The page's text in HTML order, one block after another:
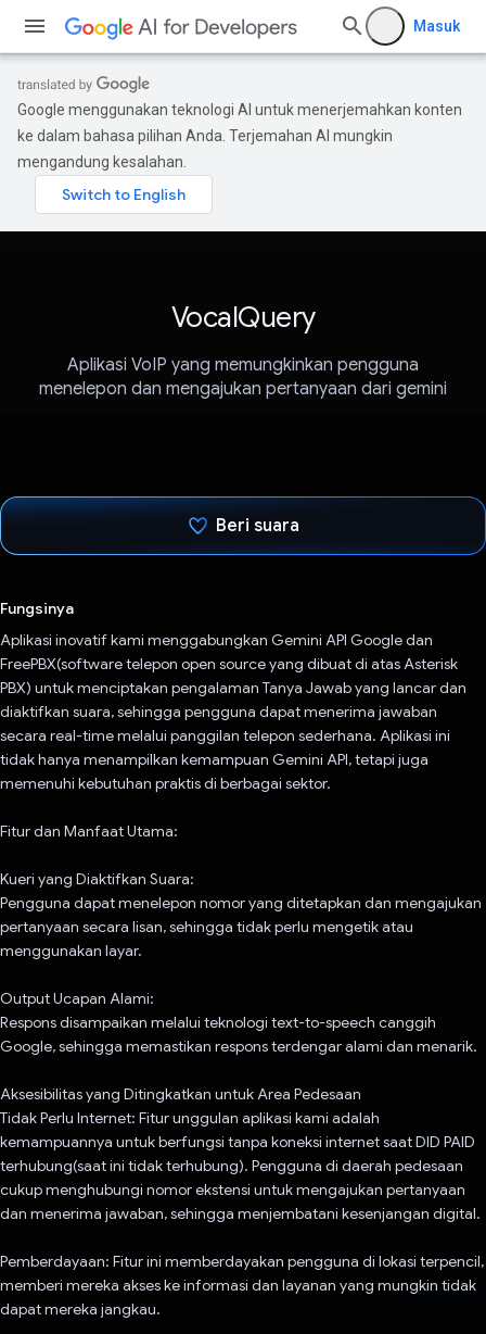
Masuk
Google menggunakan teknologi AI untuk menerjemahkan konten
ke dalam bahasa pilihan Anda. Terjemahan AI mungkin
mengandung kesalahan.
VocalQuery
Aplikasi VoIP yang memungkinkan pengguna
menelepon dan mengajukan pertanyaan dari gemini
Beri suara
Fungsinya
Aplikasi inovatif kami menggabungkan Gemini API Google dan
FreePBX(software telepon open source yang dibuat di atas Asterisk
PBX) untuk menciptakan pengalaman Tanya Jawab yang lancar dan
diaktifkan suara, sehingga pengguna dapat menerima jawaban
secara real-time melalui panggilan telepon sederhana. Aplikasi ini
tidak hanya menampilkan kemampuan Gemini API, tetapi juga
memenuhi kebutuhan praktis di berbagai sektor.
Fitur dan Manfaat Utama:
Kueri yang Diaktifkan Suara:
Pengguna dapat menelepon nomor yang ditetapkan dan mengajukan
pertanyaan secara lisan, sehingga tidak perlu mengetik atau
menggunakan layar.
Output Ucapan Alami:
Respons disampaikan melalui teknologi text-to-speech canggih
Google, sehingga memastikan respons terdengar alami dan menarik.
Aksesibilitas yang Ditingkatkan untuk Area Pedesaan
Tidak Perlu Internet: Fitur unggulan aplikasi kami adalah
kemampuannya untuk berfungsi tanpa koneksi internet saat DID PAID
terhubung(saat ini tidak terhubung). Pengguna di daerah pedesaan
cukup menghubungi nomor ekstensi untuk mengajukan pertanyaan
dan menerima jawaban, sehingga menjembatani kesenjangan digital.
Pemberdayaan: Fitur ini memberdayakan pengguna di lokasi terpencil,
memberi mereka akses ke informasi dan layanan yang mungkin tidak
dapat mereka jangkau.